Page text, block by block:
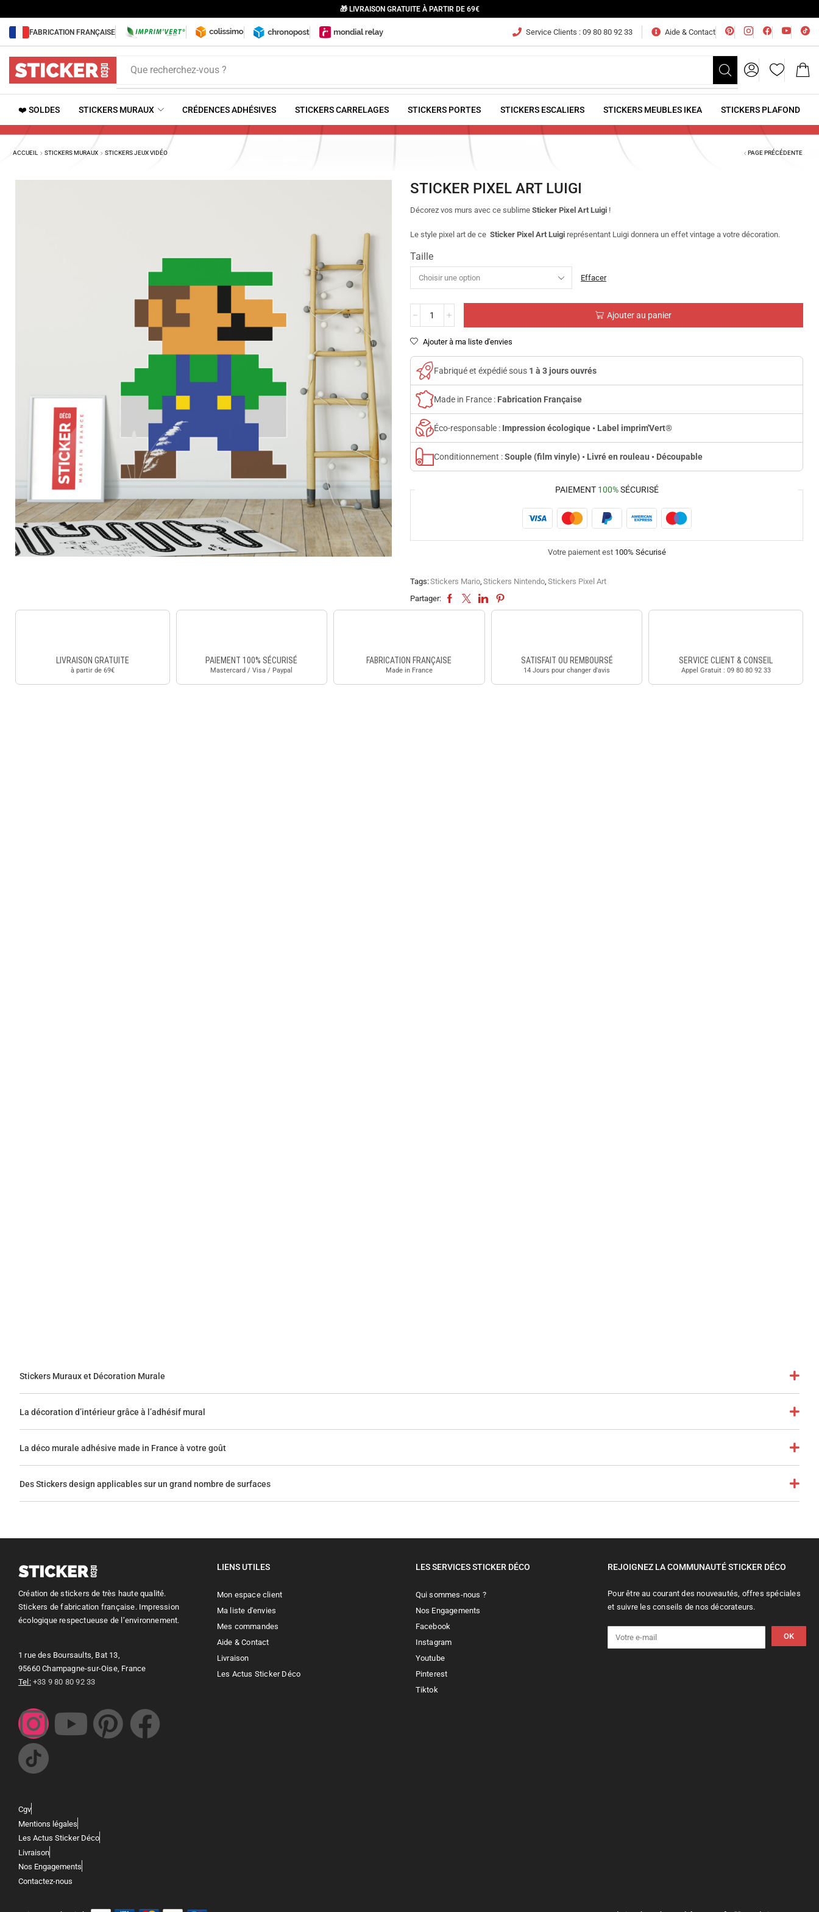
🎁 LIVRAISON GRATUITE À PARTIR DE 69€
FABRICATION FRANÇAISE Service Clients : 09 80 80 92 33 Aide & Contact
Que recherchez-vous ?
❤️ SOLDES STICKERS MURAUX CRÉDENCES ADHÉSIVES STICKERS CARRELAGES STICKERS PORTES STICKERS ESCALIERS STICKERS MEUBLES IKEA STICKERS PLAFOND
ACCUEIL STICKERS MURAUX STICKERS JEUX VIDÉO PAGE PRÉCÉDENTE
STICKER PIXEL ART LUIGI
Décorez vos murs avec ce sublimeSticker Pixel Art Luigi !
Le style pixel art de ceSticker Pixel Art Luigi représentant Luigi donnera un effet vintage a votre décoration.
Taille
Effacer
Ajouter au panier
Ajouter à ma liste d'envies
Fabriqué et éxpédié sous 1 à 3 jours ouvrés
Made in France : Fabrication Française
Éco-responsable : Impression écologique • Label imprim'Vert®
Conditionnement :Souple (film vinyle) • Livré en rouleau • Découpable
PAIEMENT 100%SÉCURISÉ
Votre paiement est 100% Sécurisé
Tags:Stickers Mario, Stickers Nintendo, Stickers Pixel Art
Partager:
LIVRAISON GRATUITE
à partir de 69€
PAIEMENT 100% SÉCURISÉ
Mastercard / Visa / Paypal
FABRICATION FRANÇAISE
Made in France
SATISFAIT OU REMBOURSÉ
14 Jours pour changer d'avis
SERVICE CLIENT & CONSEIL
Appel Gratuit : 09 80 80 92 33
Stickers Muraux et Décoration Murale
La décoration d’intérieur grâce à l’adhésif mural
La déco murale adhésive made in France à votre goût
Des Stickers design applicables sur un grand nombre de surfaces
Création de stickers de très haute qualité.
Stickers de fabrication française. Impression
écologique respectueuse de l’environnement.
1 rue des Boursaults, Bat 13,
95660 Champagne-sur-Oise, France
Tel: +33 9 80 80 92 33
LIENS UTILES
Mon espace client
Ma liste d'envies
Mes commandes
Aide & Contact
Livraison
Les Actus Sticker Déco
LES SERVICES STICKER DÉCO
Qui sommes-nous ?
Nos Engagements
Facebook
Instagram
Youtube
Pinterest
Tiktok
REJOIGNEZ LA COMMUNAUTÉ STICKER DÉCO
Pour être au courant des nouveautés, offres spéciales
et suivre les conseils de nos décorateurs.
OK
Cgv
Mentions légales
Les Actus Sticker Déco
Livraison
Nos Engagements
Contactez-nous